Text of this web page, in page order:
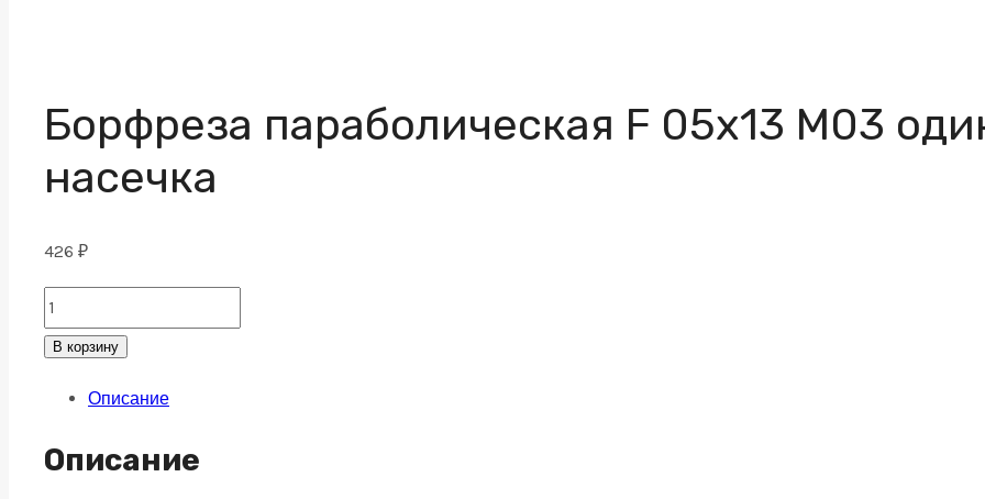
Борфреза параболическая F 05х13 M03
насечка
426 ₽
Борфреза
параболическая
05х13
В корзину
Описание
Описание